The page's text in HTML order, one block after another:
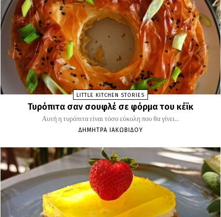
LITTLE KITCHEN STORIES
Τυρόπιτα σαν σουφλέ σε φόρμα του κέϊκ
Αυτή η τυρόπιτα είναι τόσο εύκολη που θα γίνει...
ΔΉΜΗΤΡΑ ΙΑΚΩΒΊΔΟΥ